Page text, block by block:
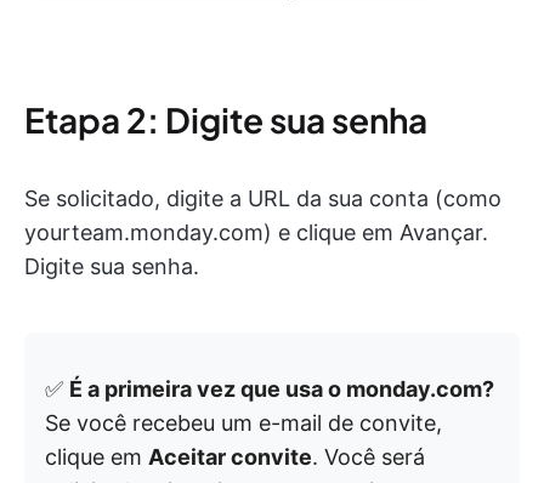
Etapa 2: Digite sua senha
Se solicitado, digite a URL da sua conta (como
yourteam.monday.com) e clique em Avançar.
Digite sua senha.
✅ É a primeira vez que usa o monday.com?
Se você recebeu um e-mail de convite,
clique em Aceitar convite. Você será